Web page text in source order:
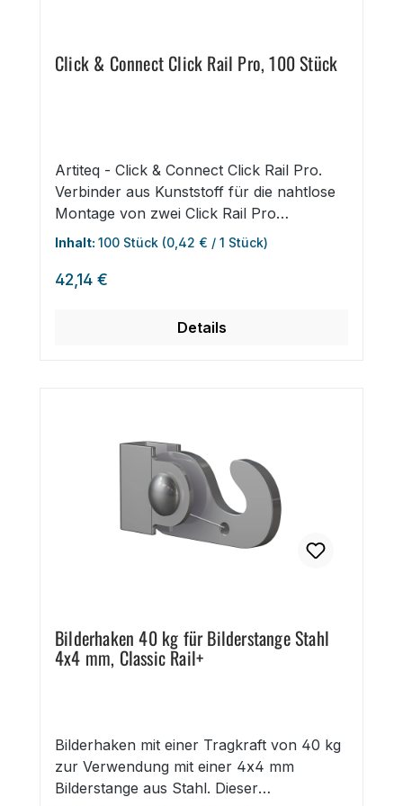
Click & Connect Click Rail Pro, 100 Stück
Artiteq - Click & Connect Click Rail Pro.
Verbinder aus Kunststoff für die nahtlose
Montage von zwei Click Rail Pro
Galerieschienen an der Wand. Schnelle
und einfache Montage. Die Verbinder sind
nach Anbringung der Wandschienen nicht
Inhalt: 100 Stück (0,42 € / 1 Stück)
Regulärer Preis:
42,14 €
Details
Bilderhaken 40 kg für Bilderstange Stahl
4x4 mm, Classic Rail+
Bilderhaken mit einer Tragkraft von 40 kg
zur Verwendung mit einer 4x4 mm
Bilderstange aus Stahl. Dieser